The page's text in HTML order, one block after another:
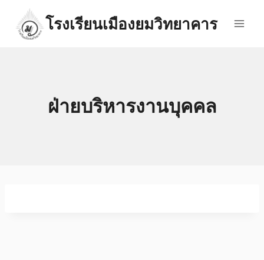
content
โรงเรียนเมืองยมวิทยาคาร
ฝ่ายบริหารงานบุคคล